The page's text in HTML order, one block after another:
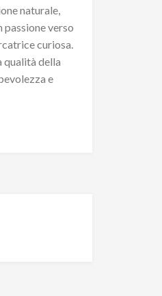
naturale,
passione verso
curiosa.
qualità della
e